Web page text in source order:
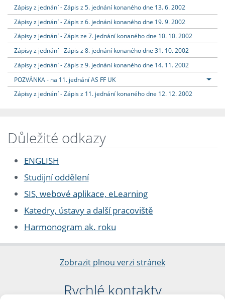
Zápisy z jednání - Zápis z 5. jednání konaného dne 13. 6. 2002
Zápisy z jednání - Zápis z 6. jednání konaného dne 19. 9. 2002
Zápisy z jednání - Zápis ze 7. jednání konaného dne 10. 10. 2002
Zápisy z jednání - Zápis z 8. jednání konaného dne 31. 10. 2002
Zápisy z jednání - Zápis z 9. jednání konaného dne 14. 11. 2002
POZVÁNKA - na 11. jednání AS FF UK
Zápisy z jednání - Zápis z 11. jednání konaného dne 12. 12. 2002
Důležité odkazy
ENGLISH
Studijní oddělení
SIS, webové aplikace, eLearning
Katedry, ústavy a další pracoviště
Harmonogram ak. roku
Zobrazit plnou verzi stránek
Rychlé kontakty